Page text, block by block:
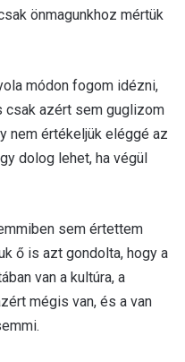
önmagunkhoz mértük
módon fogom idézni,
csak azért sem guglizom
nem értékeljük eléggé az
dolog lehet, ha végül
sem értettem
ő is azt gondolta, hogy a
van a kultúra, a
mégis van, és a van